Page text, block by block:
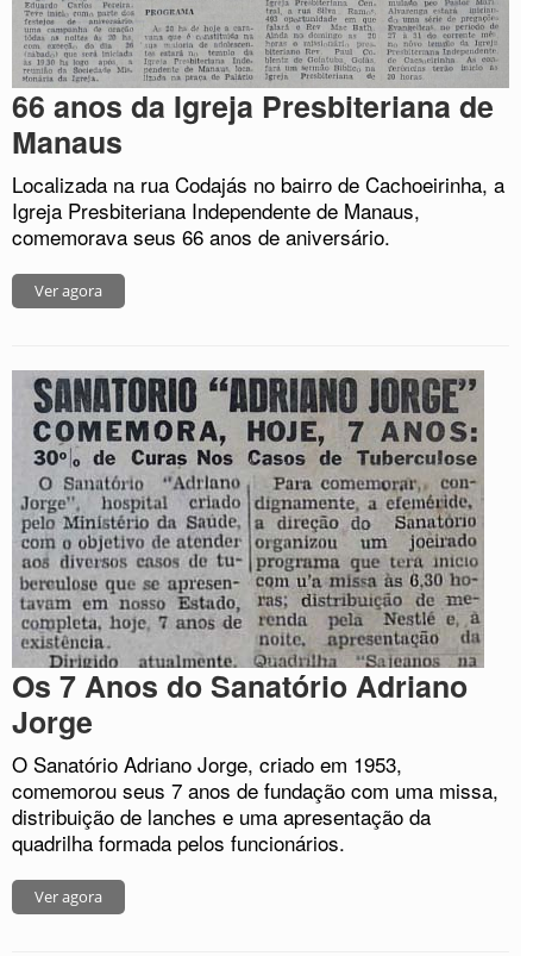
66 anos da Igreja Presbiteriana de
Manaus
Localizada na rua Codajás no bairro de Cachoeirinha, a
Igreja Presbiteriana Independente de Manaus,
comemorava seus 66 anos de aniversário.
Ver agora
Os 7 Anos do Sanatório Adriano
Jorge
O Sanatório Adriano Jorge, criado em 1953,
comemorou seus 7 anos de fundação com uma missa,
distribuição de lanches e uma apresentação da
quadrilha formada pelos funcionários.
Ver agora